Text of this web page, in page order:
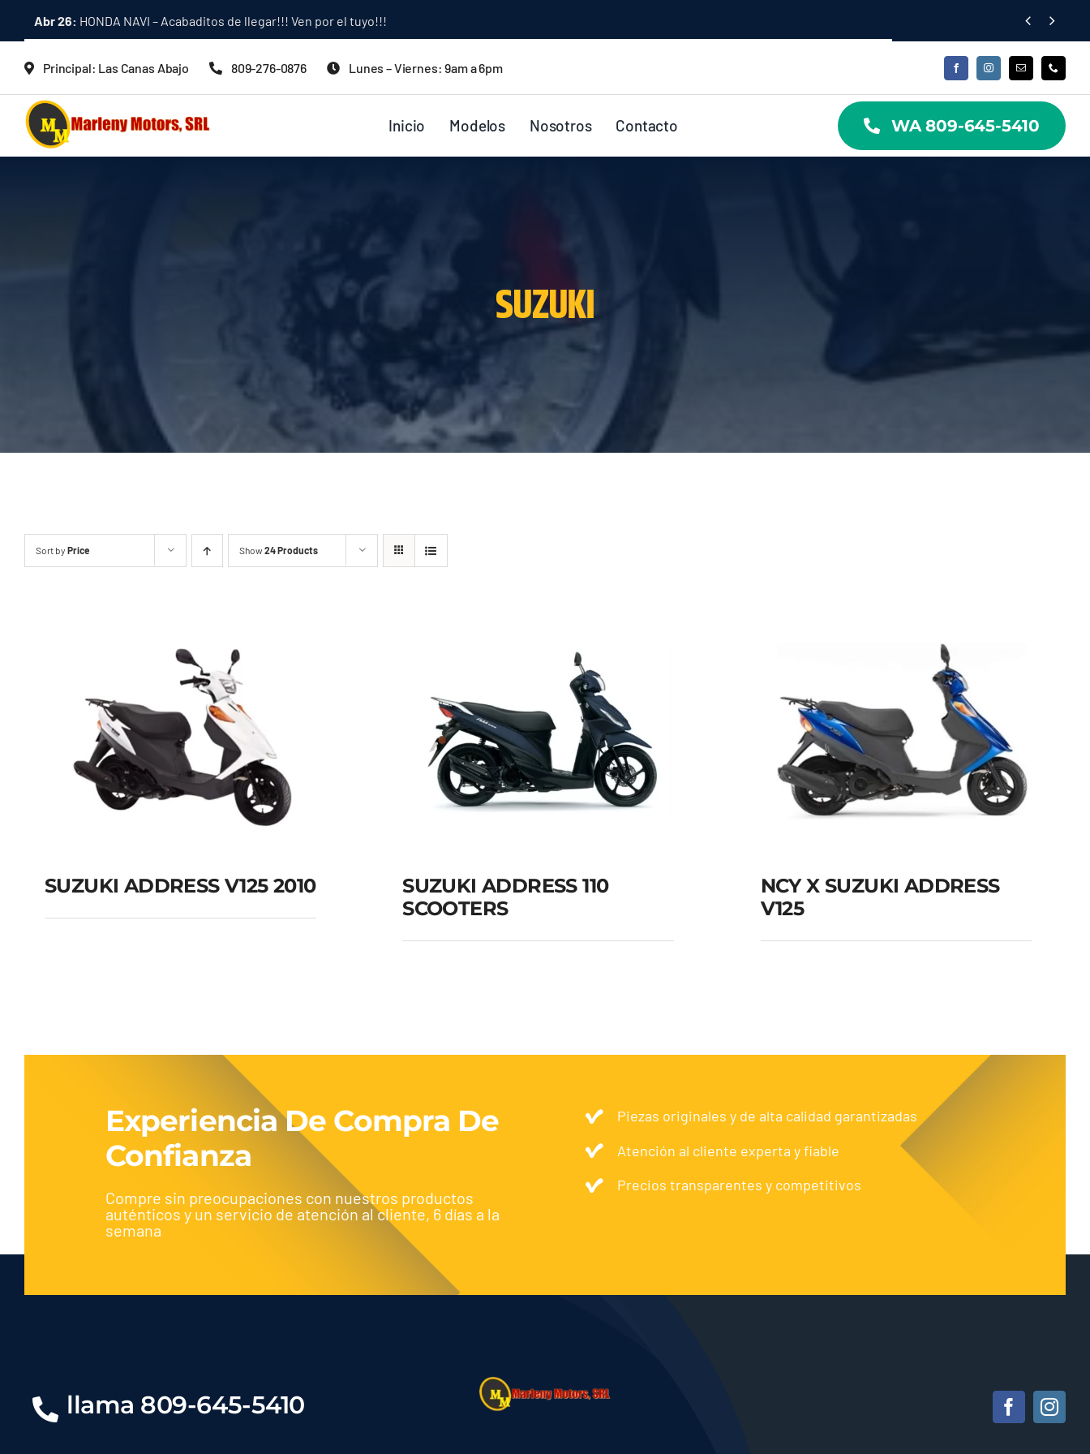
content
Abr 26: HONDA NAVI – Acabaditos de llegar!!! Ven por el tuyo!!!  
Principal: Las Canas Abajo 809-276-0876 Lunes – Viernes: 9am a 6pm
Inicio Modelos Nosotros Contacto WA 809-645-5410
SUZUKI
Sort by Price Show24 Products
SUZUKI ADDRESS V125 2010
SUZUKI ADDRESS 110
SCOOTERS
NCY X SUZUKI ADDRESS
V125
Experiencia De Compra De
Confianza
Compre sin preocupaciones con nuestros productos
auténticos y un servicio de atención al cliente, 6 días a la
semana
Piezas originales y de alta calidad garantizadas
Atención al cliente experta y fiable
Precios transparentes y competitivos
llama 809-645-5410